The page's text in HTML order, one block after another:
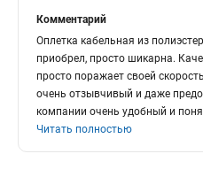
Комментарий
Оплетка кабельная из
приобрел, просто шикарна.
просто поражает своей
очень отзывчивый и даже
компании очень удобный и
Читать полностью